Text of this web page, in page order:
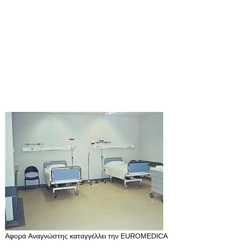
Αφορά Αναγνώστης καταγγέλλει την EUROMEDICA